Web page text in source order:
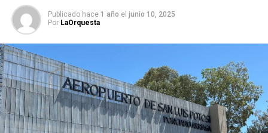
Publicado hace 1 año el junio 10, 2025
Por LaOrquesta